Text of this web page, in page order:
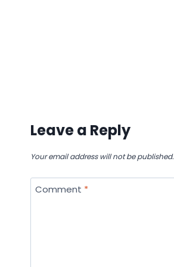
Leave a Reply
Your email address will not be published.
Comment *